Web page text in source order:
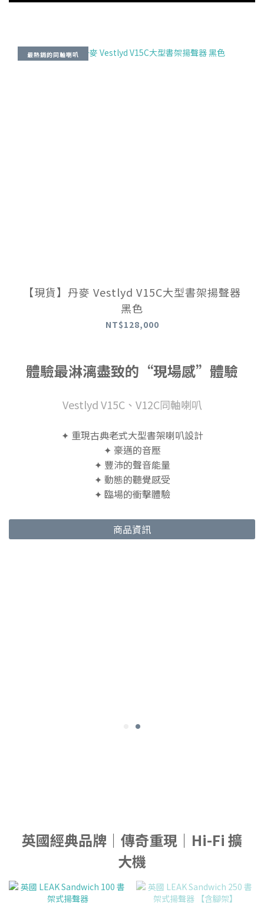
最熱銷的同軸喇叭
【現貨】丹麥 Vestlyd V15C大型書架揚聲器
黑色
NT$128,000
體驗最淋漓盡致的“現場感”體驗
Vestlyd V15C、V12C同軸喇叭
✦ 重現古典老式大型書架喇叭設計
✦ 豪邁的音壓
✦ 豐沛的聲音能量
✦ 動態的聽覺感受
✦ 臨場的衝擊體驗
商品資訊
英國經典品牌｜傳奇重現｜Hi-Fi 擴
大機